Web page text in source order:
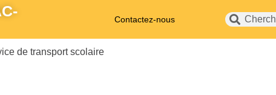
Contactez-nous
de transport scolaire